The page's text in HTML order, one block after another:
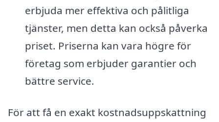
erbjuda mer effektiva och pålitliga
tjänster, men detta kan också påverka
priset. Priserna kan vara högre för
företag som erbjuder garantier och
bättre service.
För att få en exakt kostnadsuppskattning